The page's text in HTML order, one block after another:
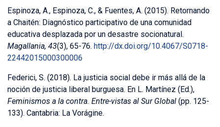
Espinoza, A., Espinoza, C., & Fuentes, A. (2015). Retornando
a Chaitén: Diagnóstico participativo de una comunidad
educativa desplazada por un desastre socionatural.
Magallania, 43(3), 65-76. http://dx.doi.org/10.4067/S0718-
22442015000300006
Federici, S. (2018). La justicia social debe ir más allá de la
noción de justicia liberal burguesa. En L. Martínez (Ed.),
Feminismos a la contra. Entre-vistas al Sur Global (pp. 125-
133). Cantabria: La Vorágine.